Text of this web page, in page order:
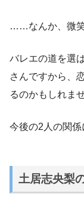
……なんか、微笑
バレエの道を選
さんですから、
るのかもしれませ
今後の2人の関係
土居志央梨